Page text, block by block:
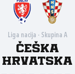
Liga nacija - Skupina A
Češka
Hrvatska